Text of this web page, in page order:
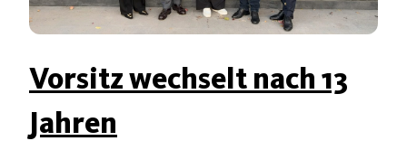
Vorsitz wechselt nach 13
Jahren